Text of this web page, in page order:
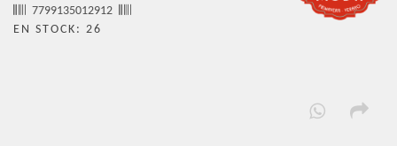
7799135012912
EN STOCK: 26